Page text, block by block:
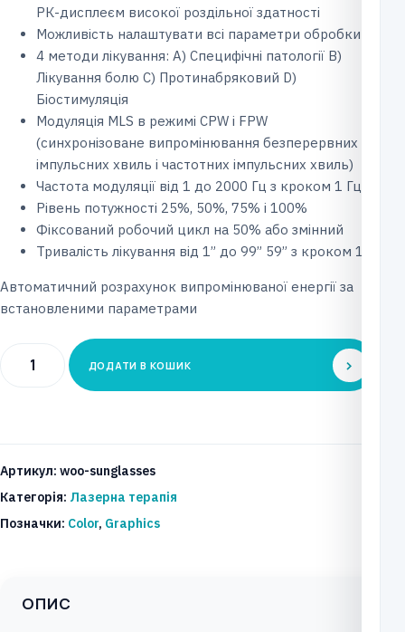
РК-дисплеєм високої роздільної здатності
Можливість налаштувати всі параметри обробки
4 методи лікування: A) Специфічні патології B)
Лікування болю C) Протинабряковий D)
Біостимуляція
Модуляція MLS в режимі CPW і FPW
(синхронізоване випромінювання безперервних
імпульсних хвиль і частотних імпульсних хвиль)
Частота модуляції від 1 до 2000 Гц з кроком 1 Гц
Рівень потужності 25%, 50%, 75% і 100%
Фіксований робочий цикл на 50% або змінний
Тривалість лікування від 1” до 99” 59” з кроком 1”
Автоматичний розрахунок випромінюваної енергії за
встановленими параметрами
Прилад
кількість
ДОДАТИ В КОШИК
Артикул: woo-sunglasses
Категорія: Лазерна терапія
Позначки: Color, Graphics
ОПИС